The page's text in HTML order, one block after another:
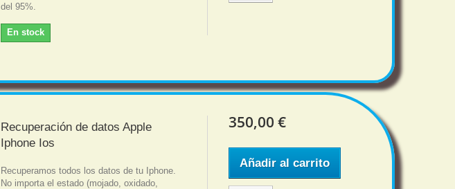
del 95%.
En stock
Recuperación de datos Apple
Iphone Ios
Recuperamos todos los datos de tu Iphone.
No importa el estado (mojado, oxidado,
350,00 €
Añadir al carrito